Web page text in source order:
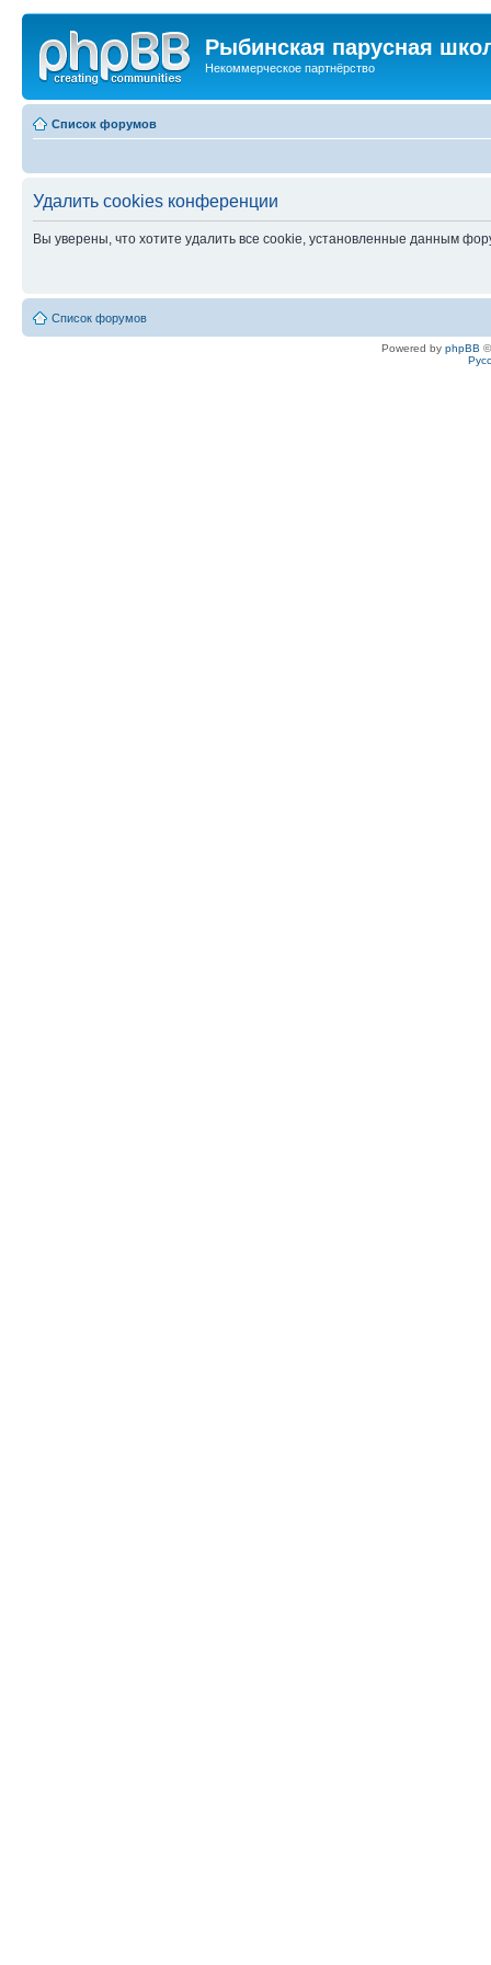
Рыбинская парусная
Некоммерческое партнёрство
Список форумов
Удалить cookies конференции
Вы уверены, что хотите удалить все cookie, установленные данным
Список форумов
Powered by phpBB